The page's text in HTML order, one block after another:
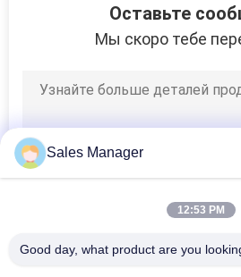
СИДОставьте
Мы скоро тебе
Sales Manager
12:53 PM
Good day, what product are you